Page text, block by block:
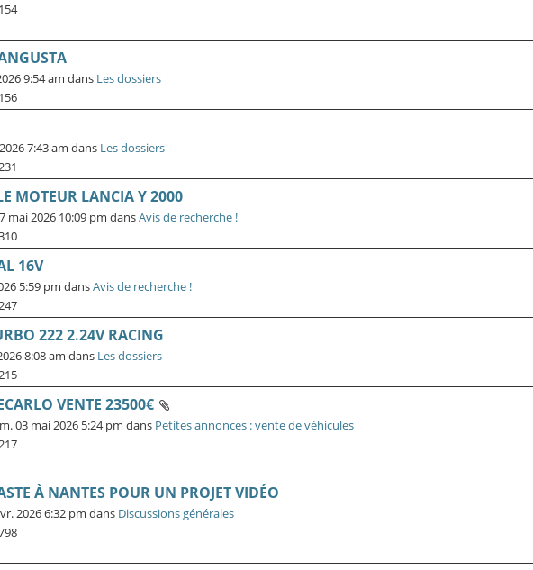
154
9:54 am dans Les dossiers
156
7:43 am dans Les dossiers
MOTEUR LANCIA Y 2000
mai 2026 10:09 pm dansAvis de recherche !
16V
5:59 pm dansAvis de recherche !
222 2.24V RACING
8:08 am dans Les dossiers
VENTE 23500€
03 mai 2026 5:24 pm dans Petites annonces : vente de véhicules
À NANTES POUR UN PROJET VIDÉO
2026 6:32 pm dans Discussions générales